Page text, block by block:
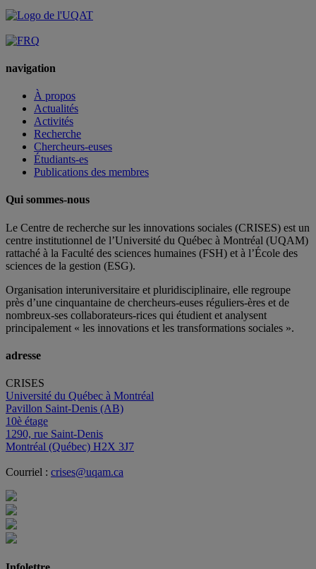
navigation
À propos
Actualités
Activités
Recherche
Chercheurs-euses
Étudiants-es
Publications des membres
Qui sommes-nous
Le Centre de recherche sur les innovations sociales (CRISES) est un
centre institutionnel de l’Université du Québec à Montréal (UQAM)
rattaché à la Faculté des sciences humaines (FSH) et à l’École des
sciences de la gestion (ESG).
Organisation interuniversitaire et pluridisciplinaire, elle regroupe
près d’une cinquantaine de chercheurs-euses réguliers-ères et de
nombreux-ses collaborateurs-rices qui étudient et analysent
principalement « les innovations et les transformations sociales ».
adresse
CRISES
Université du Québec à Montréal
Pavillon Saint-Denis (AB)
10è étage
1290, rue Saint-Denis
Montréal (Québec) H2X 3J7
Courriel : crises@uqam.ca